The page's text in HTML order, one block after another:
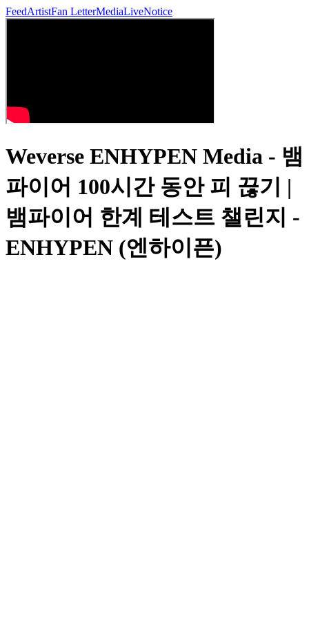
FeedArtistFan LetterMediaLiveNotice
Weverse ENHYPEN Media - 뱀
파이어 100시간 동안 피 끊기 |
뱀파이어 한계 테스트 챌린지 -
ENHYPEN (엔하이픈)